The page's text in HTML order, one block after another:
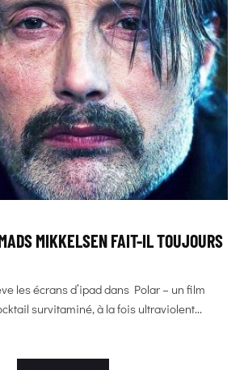
MIKKELSEN FAIT-IL TOUJOURS
les écrans d’ipad dans Polar – un film
survitaminé, à la fois ultraviolent...